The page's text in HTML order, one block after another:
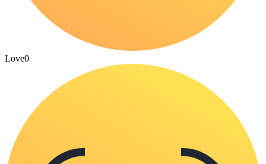
Love0